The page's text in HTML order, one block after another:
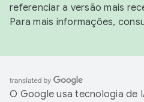
referenciar a versão mais
Para mais informações,
O Google usa tecnologia de